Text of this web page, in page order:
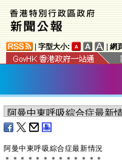
字型大小: 網
阿曼中東呼吸綜合症最新情況
＊ ＊ ＊ ＊ ＊ ＊ ＊ ＊ ＊ ＊ ＊ ＊ ＊